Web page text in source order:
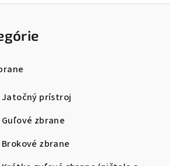
Jatočný prístroj
Guľové zbrane
Brokové zbrane